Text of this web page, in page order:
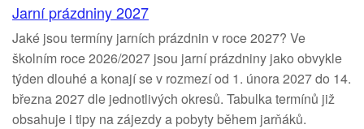
Jarní prázdniny 2027
Jaké jsou termíny jarních prázdnin v roce 2027? Ve
školním roce 2026/2027 jsou jarní prázdniny jako obvykle
týden dlouhé a konají se v rozmezí od 1. února 2027 do 14.
března 2027 dle jednotlivých okresů. Tabulka termínů již
obsahuje i tipy na zájezdy a pobyty během jarňáků.